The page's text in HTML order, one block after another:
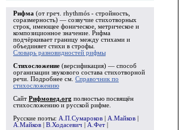
Рифма (от греч. rhythmós - стройность,
соразмерность) — созвучие стихотворных
строк, имеющее фоническое, метрическое и
композиционное значение. Рифма
подчёркивает границу между стихами и
объединяет стихи в строфы
Словарь разновидностей рифмы
Стихосложение (версификация) — способ
организации звукового состава стихотворной
речи. Подробнее см. Справочник по
стихосложению
Сайт Рифмовед.org полностью посвящён
стихосложению и русской рифме.
Русские поэты: А.П.Сумароков А.Майков
А.Майков
В.Ходасевич А.Фет